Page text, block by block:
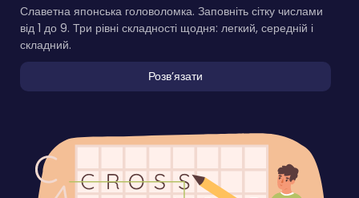
Славетна японська головоломка. Заповніть сітку числами
від 1 до 9. Три рівні складності щодня: легкий, середній і
складний.
Розвʼязати